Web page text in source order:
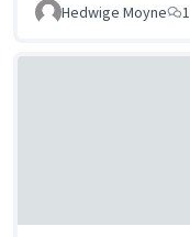
Hedwige Moyne
1